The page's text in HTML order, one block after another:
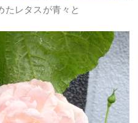
たレタスが青々と